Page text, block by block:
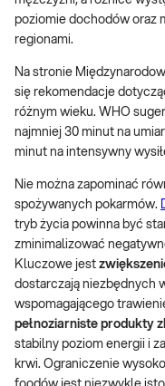
poziomie dochodów oraz
regionami.
Na stronie
się rekomendacje
różnym wieku. WHO
najmniej 30 minut na
minut na intensywny
Nie można zapominać
spożywanych pokarmów.
tryb życia powinna być
zminimalizować
Kluczowe jest
dostarczają niezbędnych
wspomagającego
pełnoziarniste produkty
stabilny poziom energii i
krwi. Ograniczenie